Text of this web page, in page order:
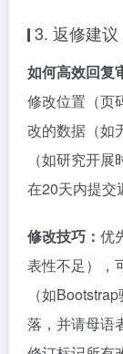
3. 返修建议
如何高效回复
修改位置（页
改的数据（如
（如研究开
在20天内提交
修改技巧： 优
表性不足），
（如
落，并请母语